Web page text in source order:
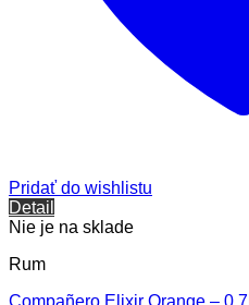
Pridať do wishlistu
Detail
Nie je na sklade
Rum